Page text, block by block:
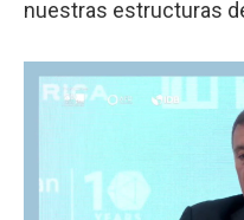
nuestras estructuras